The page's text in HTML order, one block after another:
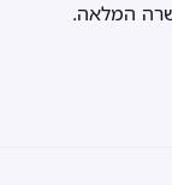
המלאה.